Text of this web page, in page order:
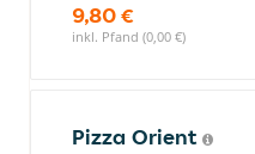
9,80 €
inkl. Pfand (0,00 €)
Pizza Orient